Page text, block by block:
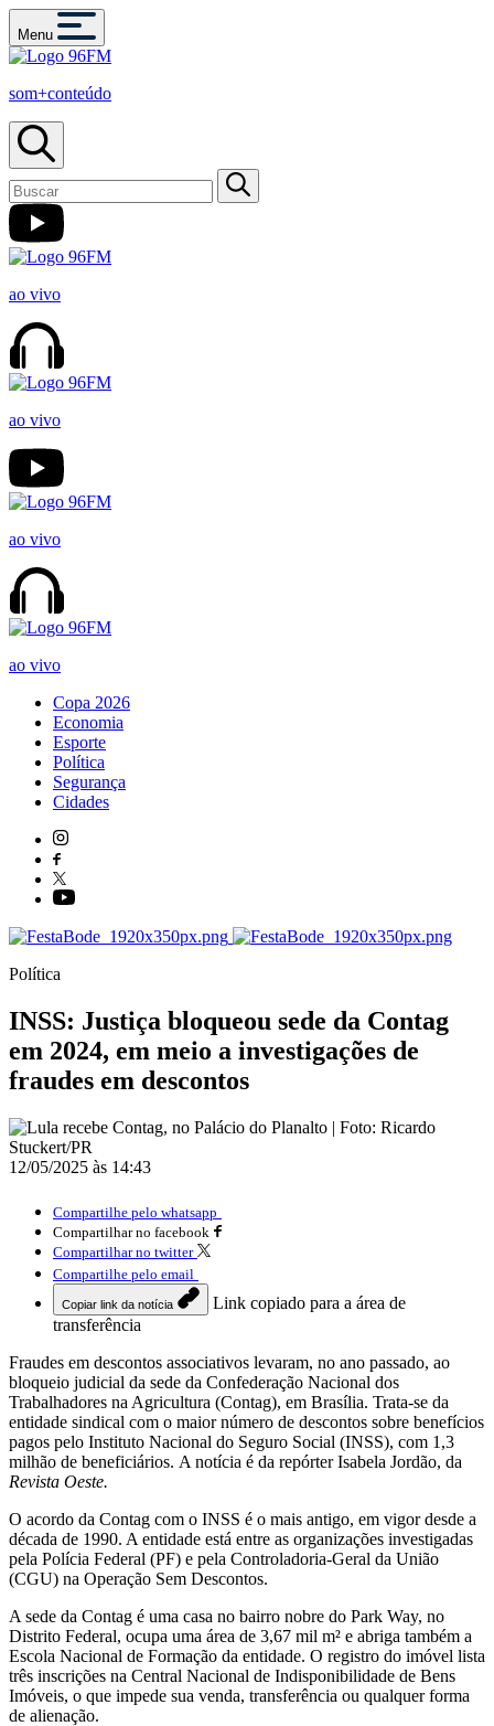
Menu
som+conteúdo
ao vivo
ao vivo
ao vivo
ao vivo
Copa 2026
Economia
Esporte
Política
Segurança
Cidades
Política
INSS: Justiça bloqueou sede da Contag
em 2024, em meio a investigações de
fraudes em descontos
12/05/2025 às 14:43
Compartilhe pelo whatsapp
Compartilhar no facebook
Compartilhar no twitter
Compartilhe pelo email
Copiar link da notícia
Link copiado para a área de
transferência
Fraudes em descontos associativos levaram, no ano passado, ao
bloqueio judicial da sede da Confederação Nacional dos
Trabalhadores na Agricultura (Contag), em Brasília. Trata-se da
entidade sindical com o maior número de descontos sobre benefícios
pagos pelo Instituto Nacional do Seguro Social (INSS), com 1,3
milhão de beneficiários. A notícia é da repórter Isabela Jordão, da
Revista Oeste.
O acordo da Contag com o INSS é o mais antigo, em vigor desde a
década de 1990. A entidade está entre as organizações investigadas
pela Polícia Federal (PF) e pela Controladoria-Geral da União
(CGU) na Operação Sem Descontos.
A sede da Contag é uma casa no bairro nobre do Park Way, no
Distrito Federal, ocupa uma área de 3,67 mil m² e abriga também a
Escola Nacional de Formação da entidade. O registro do imóvel lista
três inscrições na Central Nacional de Indisponibilidade de Bens
Imóveis, o que impede sua venda, transferência ou qualquer forma
de alienação.